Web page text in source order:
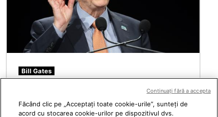
Bill Gates
Bill Gates nu a cerut reducerea
Făcând clic pe „Acceptați toate cookie-urile”, sunteți de
acord cu stocarea cookie-urilor pe dispozitivul dvs.
Continuați fără a accepta